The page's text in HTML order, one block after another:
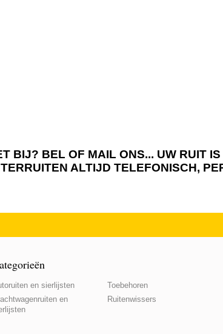
BIJ? BEL OF MAIL ONS... UW RUIT
ALTIJD TELEFONISCH,
en sierlijsten
en
Toebehoren
Ruitenwissers